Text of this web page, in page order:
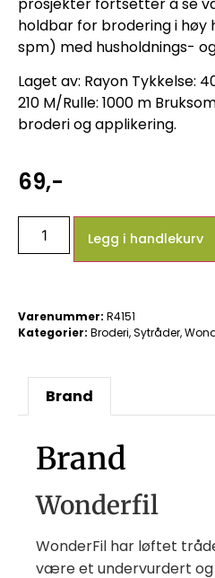
holdbar for brodering i høy
spm) med husholdnings-
Laget av: Rayon Tykkelse:
210 M/Rulle: 1000 m
broderi og applikering.
69,-
Legg i handlekurv
Varenummer: R4151
Kategorier: Broderi,Sytråder,
Brand
Brand
Wonderfil
WonderFil har løftet
være et undervurdert og